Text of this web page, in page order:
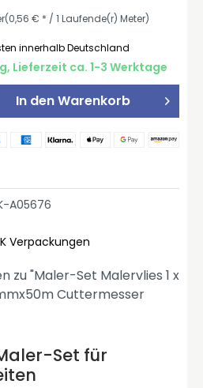
(0,56 € * / 1 Laufende(r) Meter)
innerhalb Deutschland
Lieferzeit ca. 1-3 Werktage
In denWarenkorb
A05676
Verpackungen
zu "Maler-Set Malervlies 1 x
Cuttermesser
Set für